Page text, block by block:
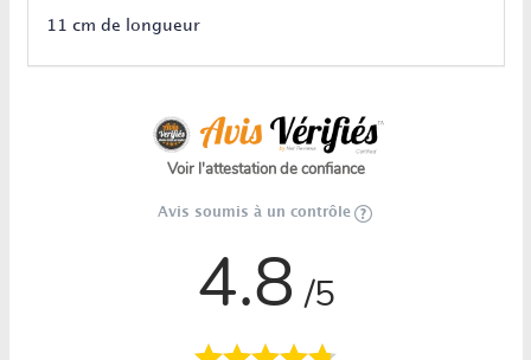
11 cm de longueur
Voir l'attestation de confiance
Avis soumis à un contrôle
4.8 /5